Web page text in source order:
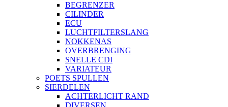
BEGRENZER
CILINDER
ECU
LUCHTFILTERSLANG
NOKKENAS
OVERBRENGING
SNELLE CDI
VARIATEUR
POETS SPULLEN
SIERDELEN
ACHTERLICHT RAND